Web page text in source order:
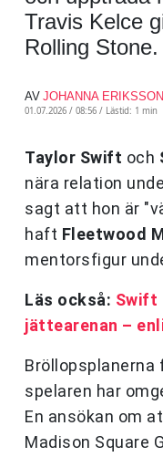
Travis Kelce
Rolling Stone.
AV JOHANNA ERIKSSON
01.07.2026 / 08:56 / Lästid: 1 min
Taylor Swift och
nära relation
sagt att hon är
haft Fleetwood
mentorsfigur
Läs också: Swift
jättearenan –
Bröllopsplanerna
spelaren har
En ansökan om
Madison Square